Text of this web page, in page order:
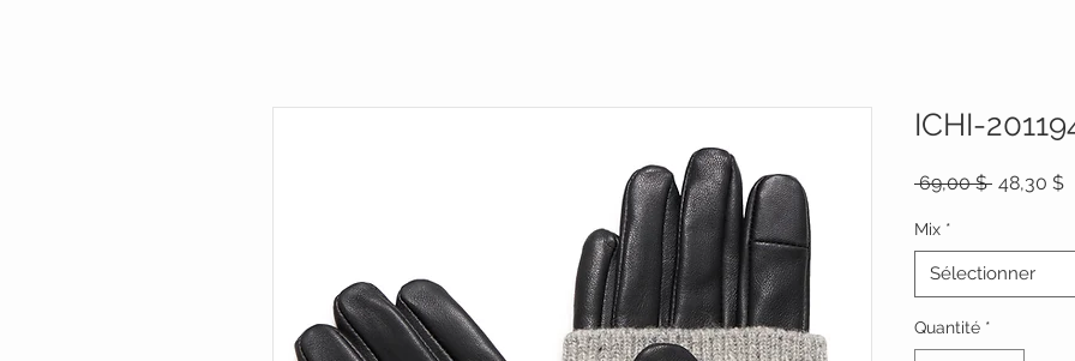
ICHI-
69,00 $ Prix
48,30 $
Mix *
Sélectionner
Quantité *